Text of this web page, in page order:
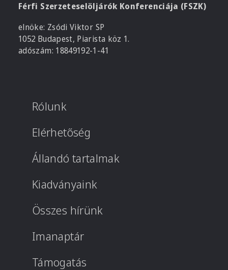
Férfi Szerzeteselöljárók Konferenciája (FSZK)
elnöke: Zsódi Viktor SP
1052 Budapest, Piarista köz 1.
adószám: 18849192-1-41
Rólunk
Elérhetőség
Állandó tartalmak
Kiadványaink
Összes hírünk
Imanaptár
Támogatás